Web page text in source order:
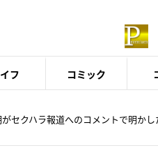
フ コミック
セクハラ報道へのコメントで明か